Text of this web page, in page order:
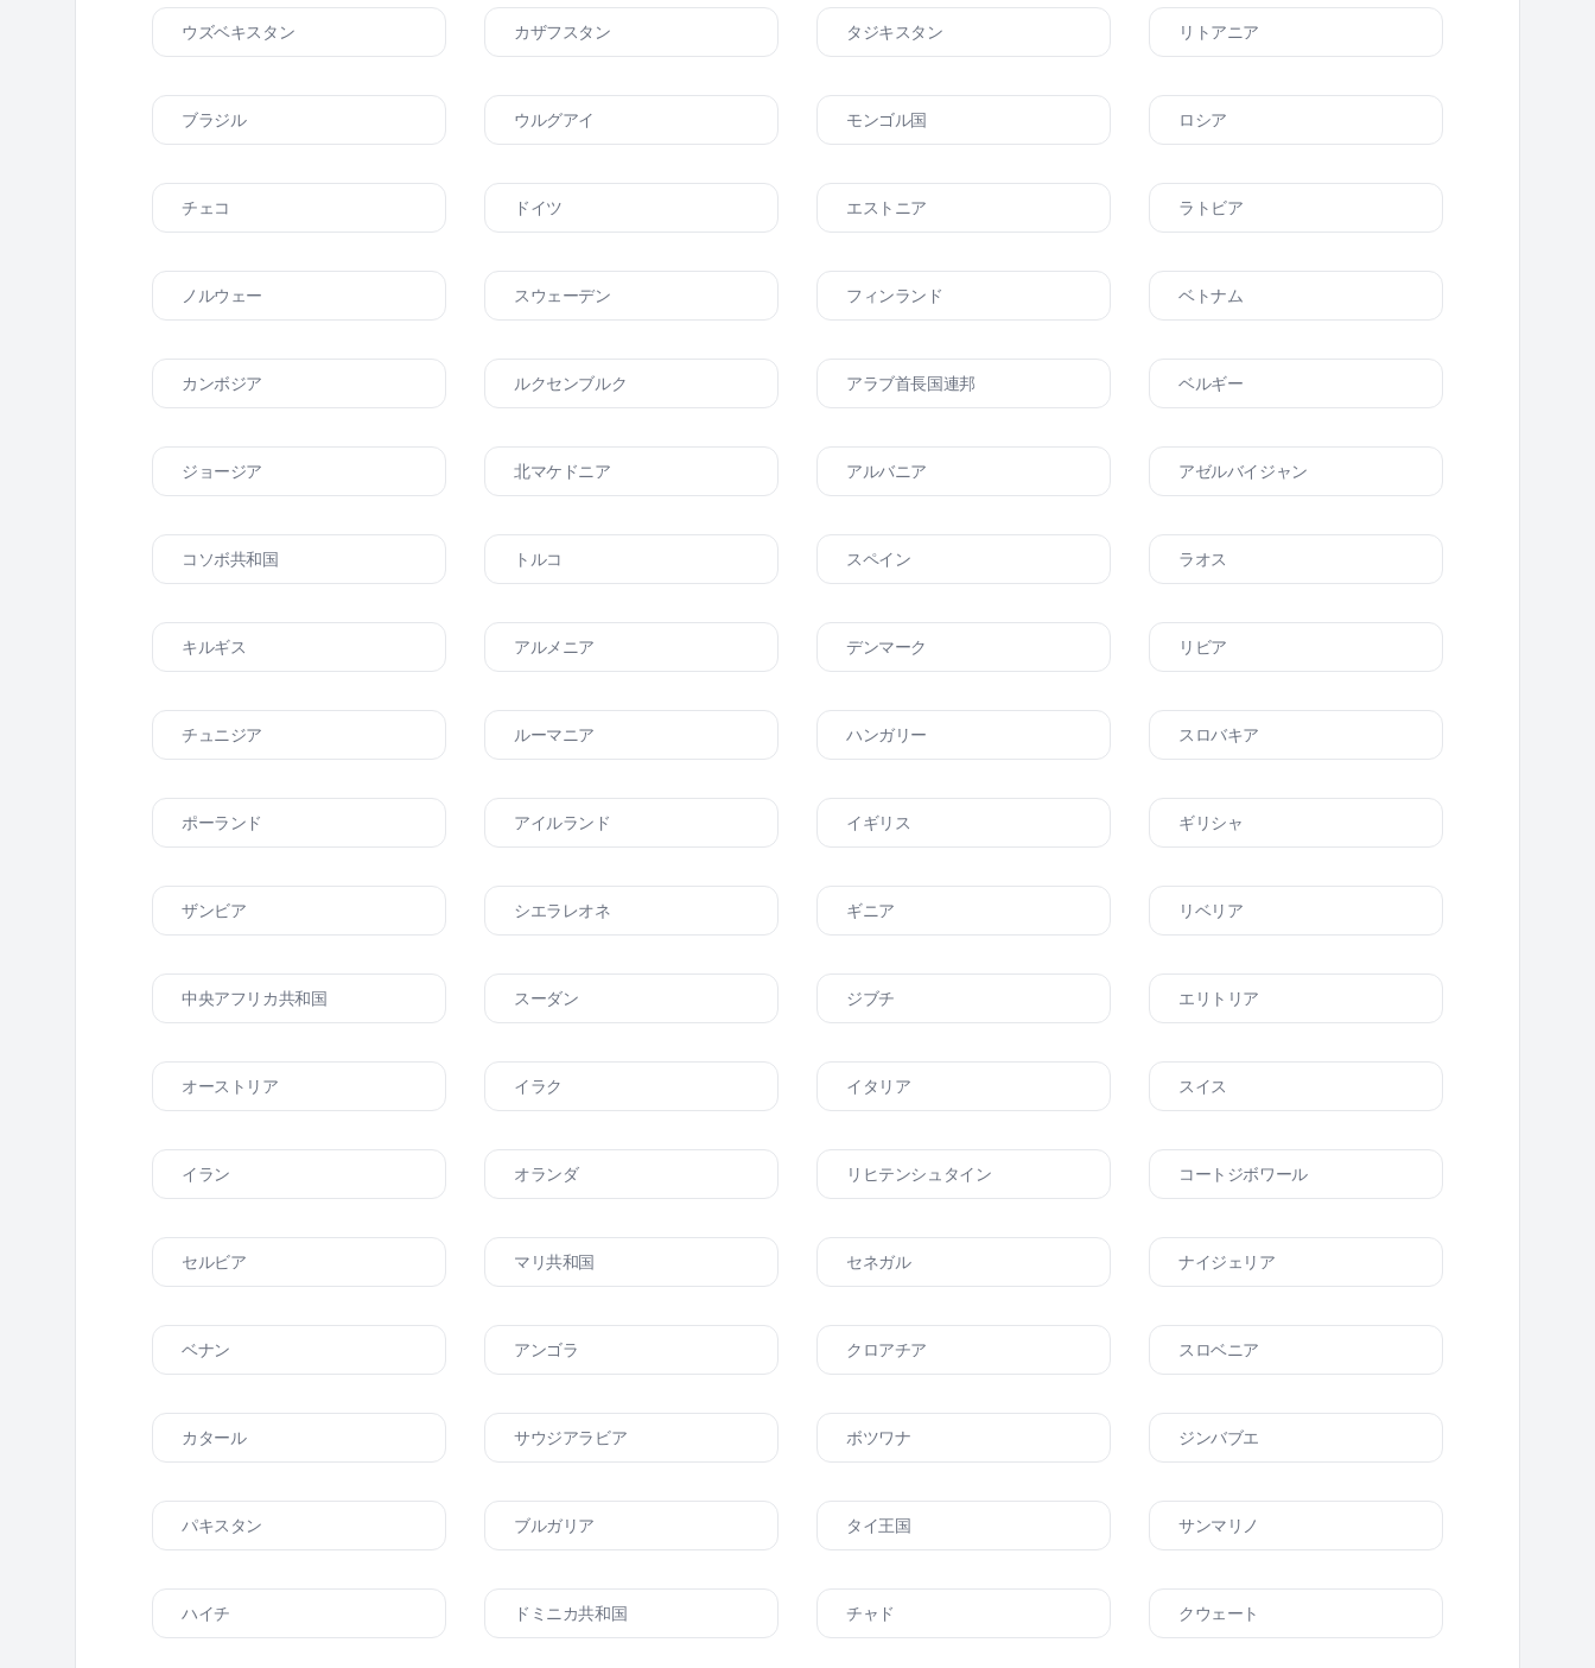
ウズベキスタン カザフスタン タジキスタン リトアニア
ブラジル ウルグアイ モンゴル国 ロシア
チェコ ドイツ エストニア ラトビア
ノルウェー スウェーデン フィンランド ベトナム
カンボジア ルクセンブルク アラブ首長国連邦 ベルギー
ジョージア 北マケドニア アルバニア アゼルバイジャン
コソボ共和国 トルコ スペイン ラオス
キルギス アルメニア デンマーク リビア
チュニジア ルーマニア ハンガリー スロバキア
ポーランド アイルランド イギリス ギリシャ
ザンビア シエラレオネ ギニア リベリア
中央アフリカ共和国 スーダン ジブチ エリトリア
オーストリア イラク イタリア スイス
イラン オランダ リヒテンシュタイン コートジボワール
セルビア マリ共和国 セネガル ナイジェリア
ベナン アンゴラ クロアチア スロベニア
カタール サウジアラビア ボツワナ ジンバブエ
パキスタン ブルガリア タイ王国 サンマリノ
ハイチ ドミニカ共和国 チャド クウェート